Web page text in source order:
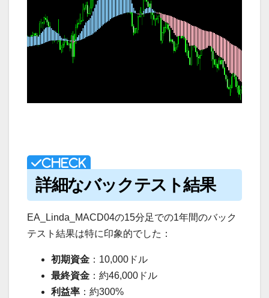
詳細なバックテスト結果
EA_Linda_MACD04の15分足での1年間のバック
テスト結果は特に印象的でした：
初期資金 ：10,000ドル
最終資金 ：約46,000ドル
利益率 ：約300%